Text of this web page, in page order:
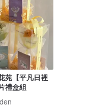
苑【平凡日裡
禮盒組